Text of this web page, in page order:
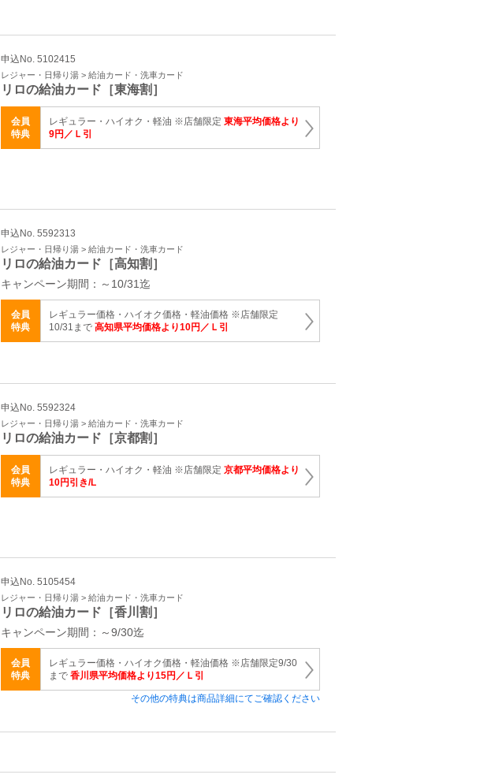
申込No. 5102415
レジャー・日帰り湯 > 給油カード・洗車カード
リロの給油カード［東海割］
会員
特典
レギュラー・ハイオク・軽油 ※店舗限定 東海平均価格より
9円／Ｌ引
申込No. 5592313
レジャー・日帰り湯 > 給油カード・洗車カード
リロの給油カード［高知割］
キャンペーン期間：～10/31迄
会員
特典
レギュラー価格・ハイオク価格・軽油価格 ※店舗限定
10/31まで 高知県平均価格より10円／Ｌ引
申込No. 5592324
レジャー・日帰り湯 > 給油カード・洗車カード
リロの給油カード［京都割］
会員
特典
レギュラー・ハイオク・軽油 ※店舗限定 京都平均価格より
10円引き/L
申込No. 5105454
レジャー・日帰り湯 > 給油カード・洗車カード
リロの給油カード［香川割］
キャンペーン期間：～9/30迄
会員
特典
レギュラー価格・ハイオク価格・軽油価格 ※店舗限定9/30
まで 香川県平均価格より15円／Ｌ引
その他の特典は商品詳細にてご確認ください